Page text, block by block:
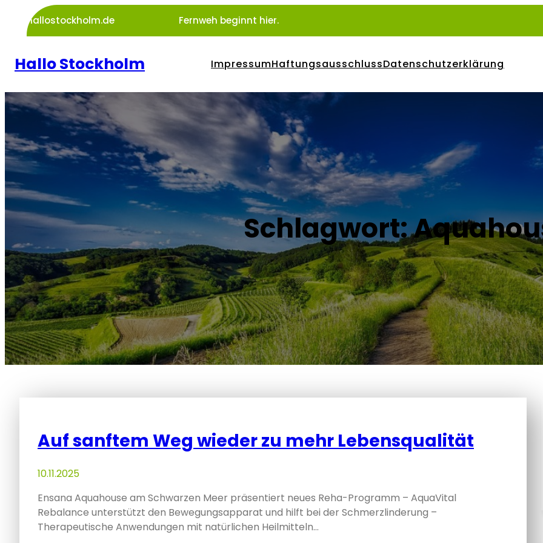
Inhalt
springen
hallostockholm.de Fernweh beginnt hier.
Hallo Stockholm ImpressumHaftungsausschlussDatenschutzerklärung
Schlagwort:
Auf sanftem Weg wieder zu mehr Lebensqualität
10.11.2025
Ensana Aquahouse am Schwarzen Meer präsentiert neues Reha-Programm – AquaVital
Rebalance unterstützt den Bewegungsapparat und hilft bei der Schmerzlinderung –
Therapeutische Anwendungen mit natürlichen Heilmitteln…